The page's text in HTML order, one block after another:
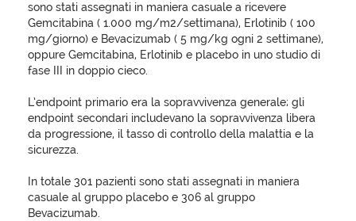
sono stati assegnati in maniera casuale a ricevere
Gemcitabina ( 1.000 mg/m2/settimana), Erlotinib ( 100
mg/giorno) e Bevacizumab ( 5 mg/kg ogni 2 settimane),
oppure Gemcitabina, Erlotinib e placebo in uno studio di
fase III in doppio cieco.
L’endpoint primario era la sopravvivenza generale; gli
endpoint secondari includevano la sopravvivenza libera
da progressione, il tasso di controllo della malattia e la
sicurezza.
In totale 301 pazienti sono stati assegnati in maniera
casuale al gruppo placebo e 306 al gruppo
Bevacizumab.